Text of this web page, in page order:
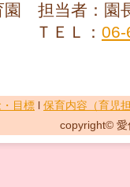
園 担当者：
： 06-
目標 l 保育内容（育児
copyright© 愛